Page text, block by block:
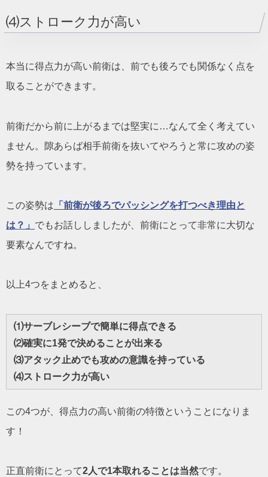
⑷ストローク力が高い
本当に得点力が高い前衛は、前でも後ろでも関係なく点を
取ることができます。
前衛だから前に上がるまでは堅実に…なんて全く考えてい
ません。隙あらば相手前衛を抜いてやろうと常に攻めの姿
勢を持っています。
この姿勢は 「前衛が後ろでパッシングを打つべき理由と
は？」 でもお話ししましたが、前衛にとって非常に大切な
要素なんですね。
以上4つをまとめると、
⑴サーブレシーブで簡単に得点できる
⑵確実に1発で決めることが出来る
⑶アタック止めでも攻めの意識を持っている
⑷ストローク力が高い
この4つが、得点力の高い前衛の特徴ということになりま
す！
正直前衛にとって2人で1本取れることは当然です。